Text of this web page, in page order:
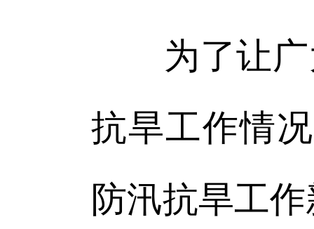
为了让广
抗旱工作情
防汛抗旱工